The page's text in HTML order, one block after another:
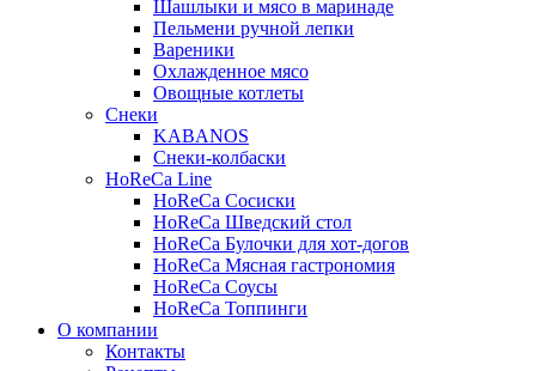
Шашлыки и мясо в маринаде
Пельмени ручной лепки
Вареники
Охлажденное мясо
Овощные котлеты
Снеки
KABANOS
Снеки-колбаски
HoReCa Line
HoReCa Сосиски
HoReCa Шведский стол
HoReCa Булочки для хот-догов
HoReCa Мясная гастрономия
HoReCa Соусы
HoReCa Топпинги
О компании
Контакты